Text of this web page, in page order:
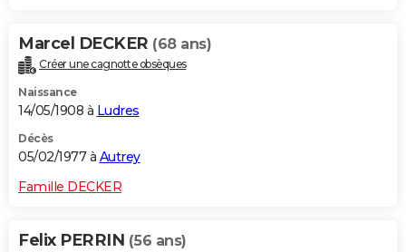
Marcel DECKER (68 ans)
Créer une cagnotte obsèques
Naissance
14/05/1908 à Ludres
Décès
05/02/1977 à Autrey
Famille DECKER
Felix PERRIN (56 ans)